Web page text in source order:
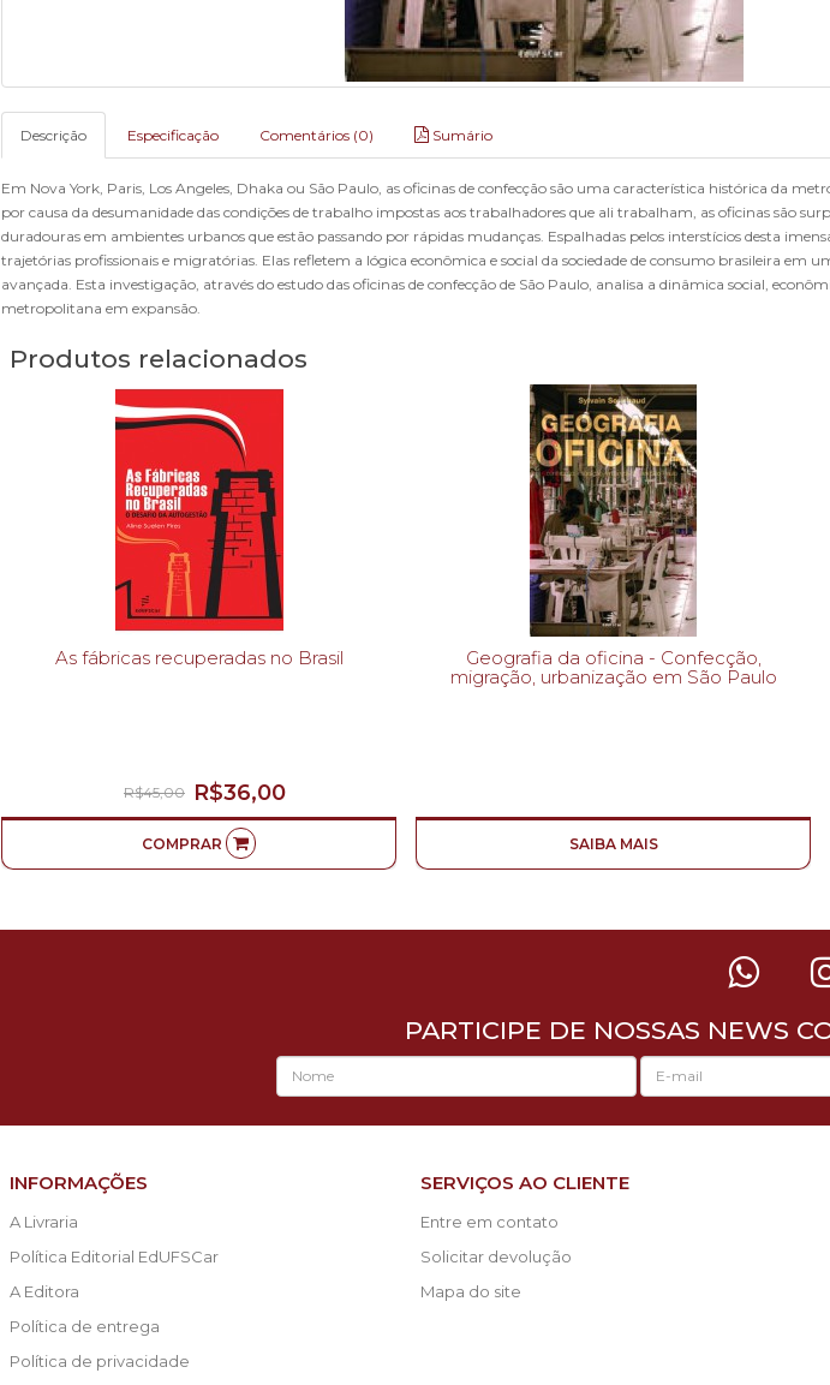
Descrição Especificação Comentários (0) Sumário
Em Nova York, Paris, Los Angeles, Dhaka ou São Paulo, as oficinas de confecção são uma característica histórica da
por causa da desumanidade das condições de trabalho impostas aos trabalhadores que ali trabalham, as oficinas são
duradouras em ambientes urbanos que estão passando por rápidas mudanças. Espalhadas pelos interstícios desta
trajetórias profissionais e migratórias. Elas refletem a lógica econômica e social da sociedade de consumo brasileira em
avançada. Esta investigação, através do estudo das oficinas de confecção de São Paulo, analisa a dinâmica social,
metropolitana em expansão.
Produtos relacionados
As fábricas recuperadas no Brasil
R$36,00
R$45,00
COMPRAR
Geografia da oficina - Confecção,
migração, urbanização em São Paulo
SAIBA MAIS
PARTICIPE DE NOSSAS NEWS
INFORMAÇÕES
A Livraria
Política Editorial EdUFSCar
A Editora
Política de entrega
Política de privacidade
SERVIÇOS AO CLIENTE
Entre em contato
Solicitar devolução
Mapa do site